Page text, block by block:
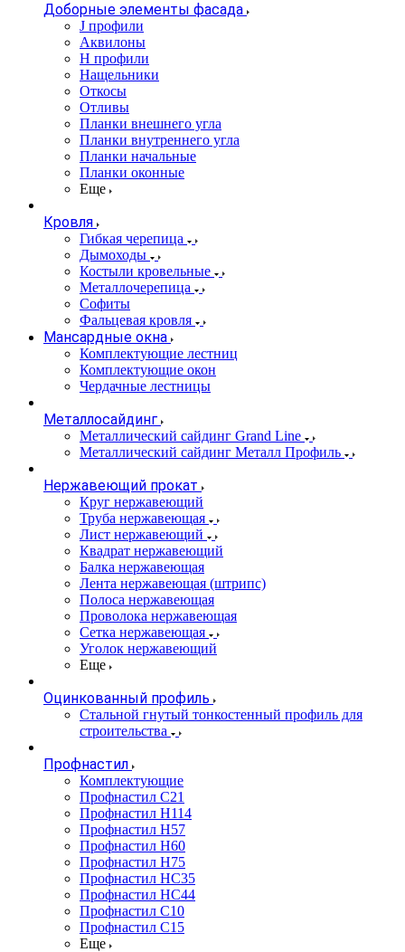
Доборные элементы фасада
J профили
Аквилоны
Н профили
Нащельники
Откосы
Отливы
Планки внешнего угла
Планки внутреннего угла
Планки начальные
Планки оконные
Еще
Кровля
Гибкая черепица
Дымоходы
Костыли кровельные
Металлочерепица
Софиты
Фальцевая кровля
Мансардные окна
Комплектующие лестниц
Комплектующие окон
Чердачные лестницы
Металлосайдинг
Металлический сайдинг Grand Line
Металлический сайдинг Металл Профиль
Нержавеющий прокат
Круг нержавеющий
Труба нержавеющая
Лист нержавеющий
Квадрат нержавеющий
Балка нержавеющая
Лента нержавеющая (штрипс)
Полоса нержавеющая
Проволока нержавеющая
Сетка нержавеющая
Уголок нержавеющий
Еще
Оцинкованный профиль
Стальной гнутый тонкостенный профиль для
строительства
Профнастил
Комплектующие
Профнастил C21
Профнастил Н114
Профнастил Н57
Профнастил Н60
Профнастил Н75
Профнастил НС35
Профнастил НС44
Профнастил С10
Профнастил С15
Еще